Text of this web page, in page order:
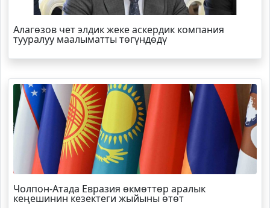
Алагөзов чет элдик жеке аскердик компания
тууралуу маалыматты төгүндөдү
Чолпон-Атада Евразия өкмөттөр аралык
кеңешинин кезектеги жыйыны өтөт